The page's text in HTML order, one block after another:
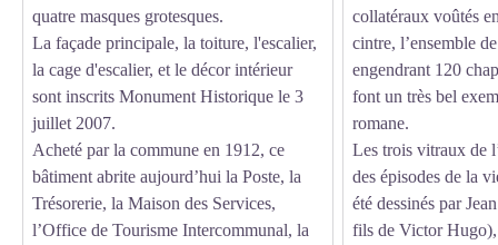
quatre masques grotesques.
La façade principale, la toiture, l'escalier,
la cage d'escalier, et le décor intérieur
sont inscrits Monument Historique le 3
juillet 2007.
Acheté par la commune en 1912, ce
bâtiment abrite aujourd’hui la Poste, la
Trésorerie, la Maison des Services,
l’Office de Tourisme Intercommunal, la
collatéraux voûtés
cintre, l’ensemble
engendrant 120
font un très bel
romane.
Les trois vitraux de
des épisodes de la
été dessinés par
fils de Victor